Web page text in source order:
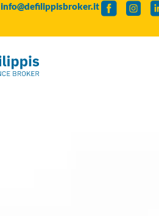
info@defilippisbroker.it